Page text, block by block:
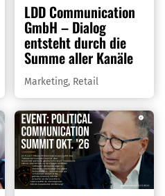
LDD Communication
GmbH – Dialog
entsteht durch die
Summe aller Kanäle
Marketing, Retail